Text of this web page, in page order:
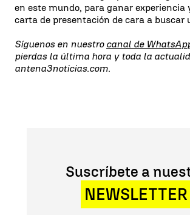
en este mundo, para ganar experiencia
carta de presentación de cara a buscar
Síguenos en nuestro canal de
pierdas la última hora y toda la
antena3noticias.com.
Suscríbete a
NEWSLETTER